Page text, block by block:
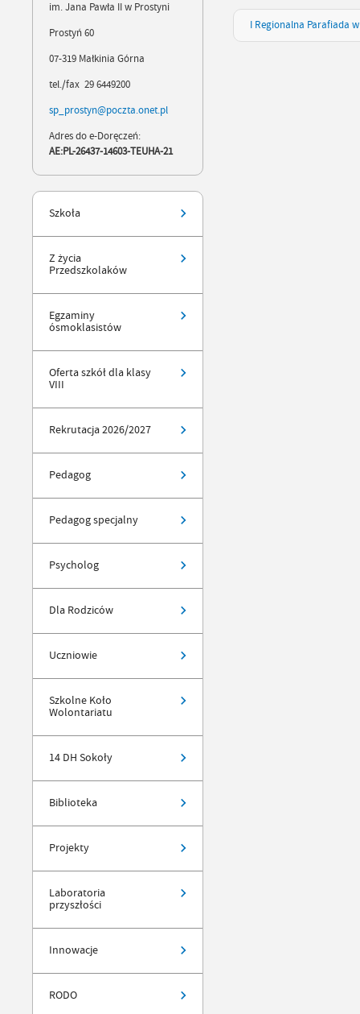
im. Jana Pawła II w Prostyni
Prostyń 60
07-319 Małkinia Górna
tel./fax 29 6449200
sp_prostyn@poczta.onet.pl
Adres do e-Doręczeń:
AE:PL-26437-14603-TEUHA-21
Szkoła
Z życia
Przedszkolaków
Egzaminy
ósmoklasistów
Oferta szkół dla klasy
VIII
Rekrutacja 2026/2027
Pedagog
Pedagog specjalny
Psycholog
Dla Rodziców
Uczniowie
Szkolne Koło
Wolontariatu
14 DH Sokoły
Biblioteka
Projekty
Laboratoria
przyszłości
Innowacje
RODO
I Regionalna Parafiada